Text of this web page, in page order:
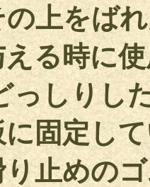
上をば
る時に
っしりし
固定し
止めの